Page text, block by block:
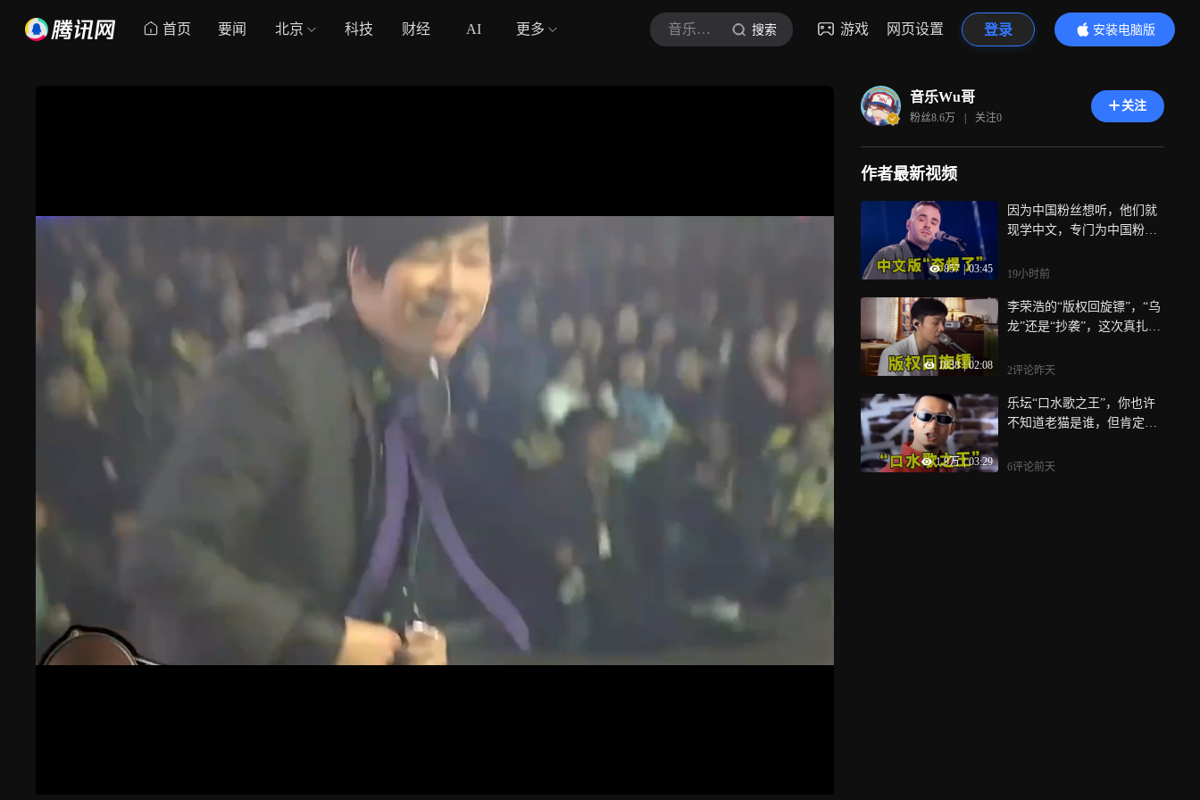
首页 要闻 北京 科技 财经 AI 更多 音乐Wu哥 搜索 游戏 网页设置 登录
安装电脑版
内容更精彩
音乐Wu哥
粉丝8.6万 | 关注0
关注
作者最新视频
857 | 03:45
因为中国粉丝想听，他们就
现学中文，专门为中国粉丝
19小时前
1838 | 02:08
李荣浩的“版权回旋镖”，“乌
龙”还是“抄袭”，这次真扎心
2评论昨天
1.9万 | 03:29
乐坛“口水歌之王”，你也许
不知道老猫是谁，但肯定听
6评论前天